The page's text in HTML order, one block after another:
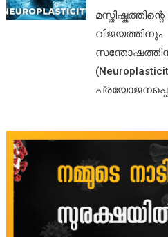
വിജയത്തിനും